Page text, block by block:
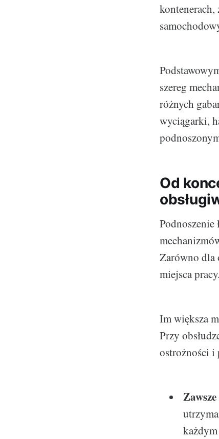
szereg
różnych
wyciągarki,
Od
Zarówno dla
miejsca pracy.
Im większa
Przy
ostrożności i